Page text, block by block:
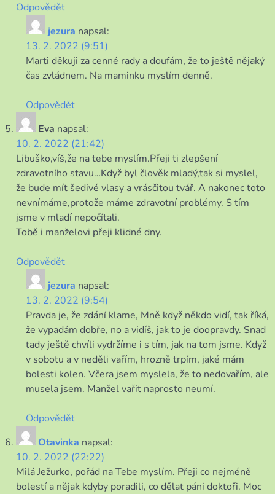
Odpovědět
jezura napsal:
13. 2. 2022 (9:51)
Marti děkuji za cenné rady a doufám, že to ještě nějaký
čas zvládnem. Na maminku myslím denně.
Odpovědět
Eva napsal:
10. 2. 2022 (21:42)
Libuško,víš,že na tebe myslím.Přeji ti zlepšení
zdravotního stavu…Když byl člověk mladý,tak si myslel,
že bude mít šedivé vlasy a vrásčitou tvář. A nakonec toto
nevnímáme,protože máme zdravotní problémy. S tím
jsme v mladí nepočítali.
Tobě i manželovi přeji klidné dny.
Odpovědět
jezura napsal:
13. 2. 2022 (9:54)
Pravda je, že zdání klame, Mně když někdo vidí, tak říká,
že vypadám dobře, no a vidíš, jak to je doopravdy. Snad
tady ještě chvíli vydržíme i s tím, jak na tom jsme. Když
v sobotu a v neděli vařím, hrozně trpím, jaké mám
bolesti kolen. Včera jsem myslela, že to nedovařím, ale
musela jsem. Manžel vařit naprosto neumí.
Odpovědět
Otavinka napsal:
10. 2. 2022 (22:22)
Milá Ježurko, pořád na Tebe myslím. Přeji co nejméně
bolestí a nějak kdyby poradili, co dělat páni doktoři. Moc